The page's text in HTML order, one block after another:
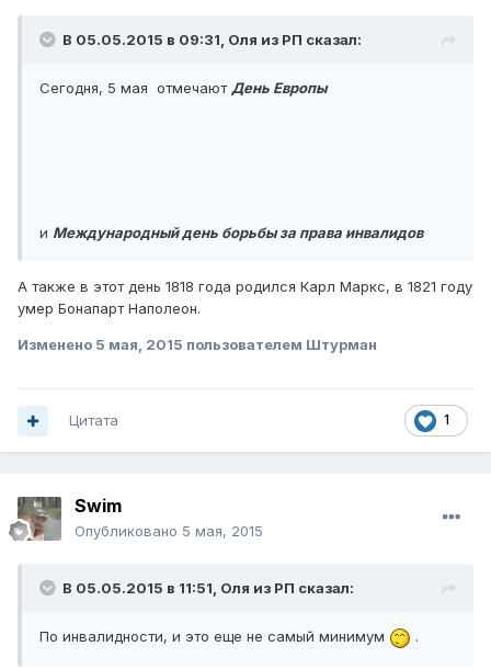
В 05.05.2015 в 09:31, Оля из РП сказал:
Сегодня, 5 мая отмечаютДень Европы
и Международный день борьбы за права инвалидов
А также в этот день 1818 года родился Карл Маркс, в 1821 году
умер Бонапарт Наполеон.
Изменено 5 мая, 2015 пользователем Штурман
1
Цитата
Swim
Опубликовано 5 мая, 2015
В 05.05.2015 в 11:51, Оля из РП сказал:
По инвалидности, и это еще не самый минимум .